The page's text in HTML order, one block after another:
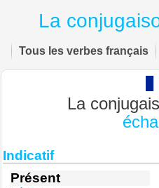
La
Tous les verbes français
La
Indicatif
Présent